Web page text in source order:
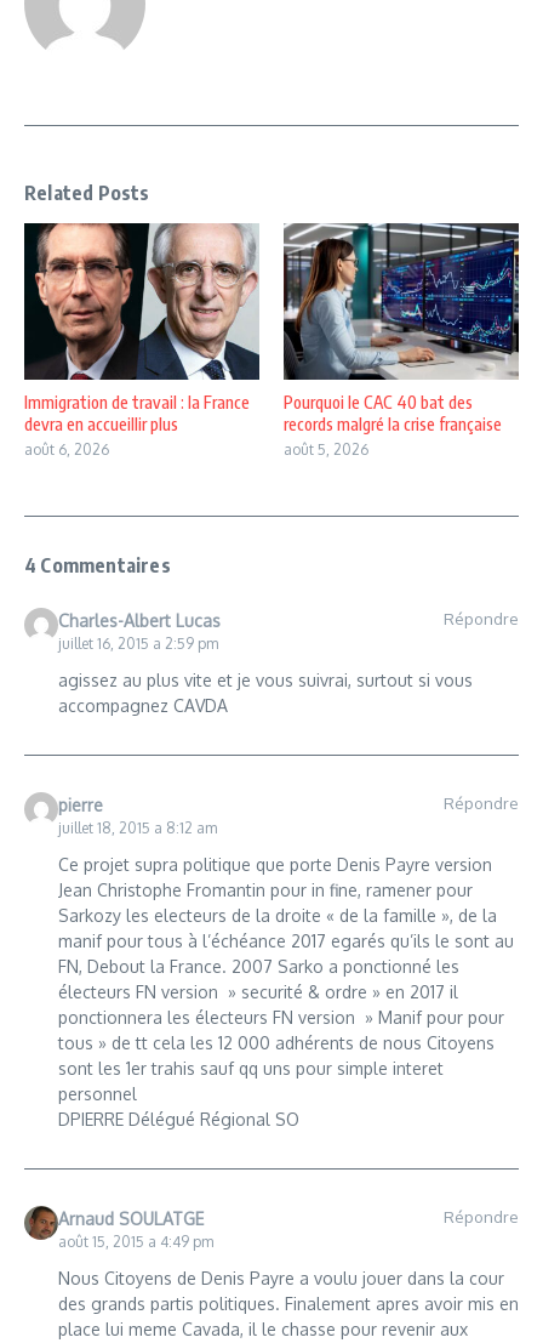
Related Posts
Immigration de travail : la France
devra en accueillir plus
août 6, 2026
Pourquoi le CAC 40 bat des
records malgré la crise française
août 5, 2026
4 Commentaires
Charles-Albert Lucas
juillet 16, 2015 a 2:59 pm
Répondre
agissez au plus vite et je vous suivrai, surtout si vous
accompagnez CAVDA
pierre
juillet 18, 2015 a 8:12 am
Répondre
Ce projet supra politique que porte Denis Payre version
Jean Christophe Fromantin pour in fine, ramener pour
Sarkozy les electeurs de la droite « de la famille », de la
manif pour tous à l’échéance 2017 egarés qu’ils le sont au
FN, Debout la France. 2007 Sarko a ponctionné les
électeurs FN version » securité & ordre » en 2017 il
ponctionnera les électeurs FN version » Manif pour pour
tous » de tt cela les 12 000 adhérents de nous Citoyens
sont les 1er trahis sauf qq uns pour simple interet
personnel
DPIERRE Délégué Régional SO
Arnaud SOULATGE
août 15, 2015 a 4:49 pm
Répondre
Nous Citoyens de Denis Payre a voulu jouer dans la cour
des grands partis politiques. Finalement apres avoir mis en
place lui meme Cavada, il le chasse pour revenir aux